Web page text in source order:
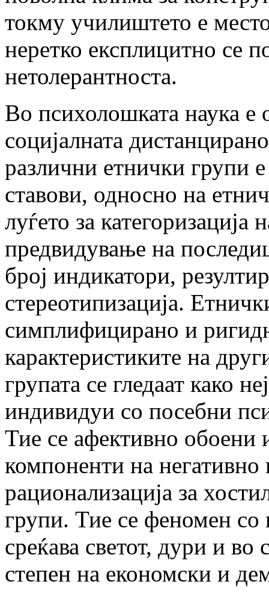
токму училиштето е
неретко експлицитно се
нетолерантноста.
Во психолошката наука е
социјалната
различни етнички групи е
ставови, односно на
луѓето за категоризација
предвидување на
број индикатори,
стереотипизација.
симплифицирано и
карактеристиките на
групата се гледаат како
индивидуи со посебни
Тие се афективно обоени
компоненти на негативно
рационализација за
групи. Тие се феномен со
среќава светот, дури и во
степен на економски и